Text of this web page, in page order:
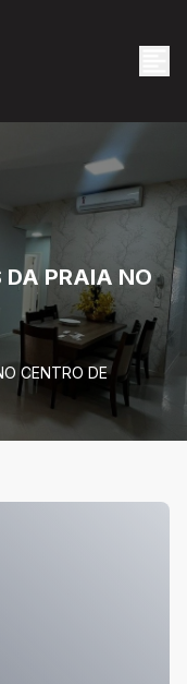
DA PRAIA NO
CENTRO DE